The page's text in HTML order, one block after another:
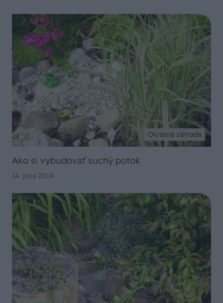
Okrasná záhrada
Ako si vybudovať suchý potok
14. júna 2014